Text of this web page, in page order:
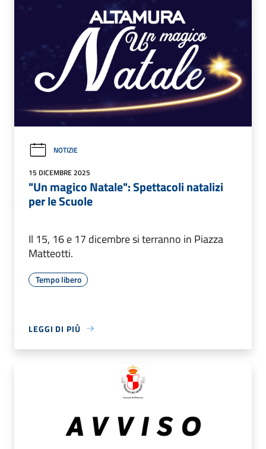
NOTIZIE
15 DICEMBRE 2025
"Un magico Natale": Spettacoli natalizi
per le Scuole
Il 15, 16 e 17 dicembre si terranno in Piazza
Matteotti.
Tempo libero
LEGGI DI PIÙ